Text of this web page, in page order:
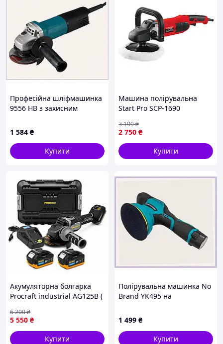
Професійна шліфмашинка
9556 HB з захисним
1 584 ₴
Купити
Машина полірувальна
Start Pro SCP-1690
2 750 ₴
3 199₴
Купити
Акумуляторна болгарка
Procraft industrial AG125B (
в кейсі
5 550 ₴
6 200₴
Купити
Полірувальна машинка No
Brand YK495 на
(RD00-18) 1250W
(2104218261) P8T5234P94
1 499 ₴
Купити